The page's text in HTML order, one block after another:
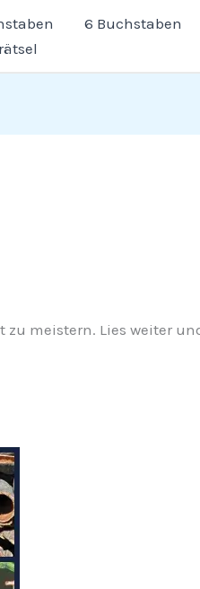
6 Buchstaben
meistern. Lies weiter